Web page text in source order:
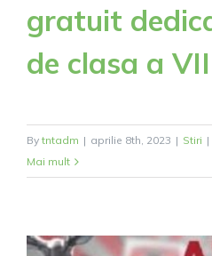
gratuit
de clasa a
By tntadm | aprilie 8th, 2023 | Stiri |
Mai mult